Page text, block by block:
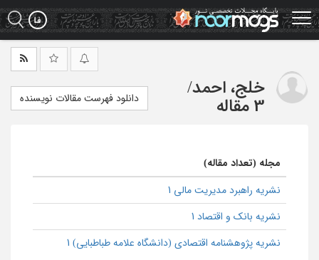
Skip
to
main
خلج، احمد/
3 مقاله
دانلود فهرست مقالات نویسنده
مجله (تعداد مقاله)
نشریه راهبرد مدیریت مالی 1
نشریه بانک و اقتصاد 1
نشریه پژوهشنامه اقتصادی (دانشگاه علامه طباطبایی) 1